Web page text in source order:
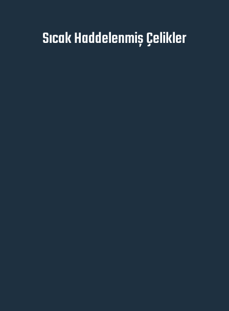
Sıcak Haddelenmiş Çelikler